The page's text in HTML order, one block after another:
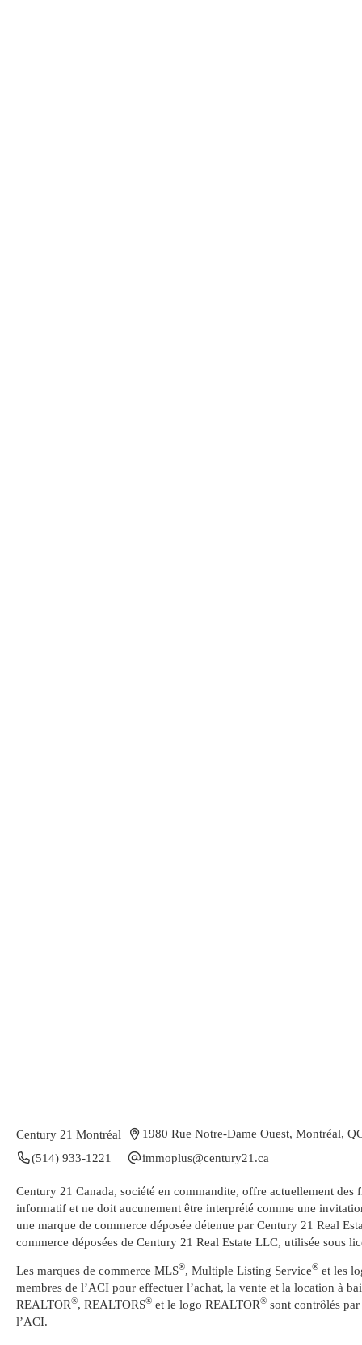
Century 21 Montréal
1980 Rue Notre-Dame Ouest, Montréal,
(514) 933-1221
ac.12yrutnec@sulpommi
Century 21 Canada, société en commandite, offre actuellement des
informatif et ne doit aucunement être interprété comme une
une marque de commerce déposée détenue par Century 21 Real
commerce déposées de Century 21 Real Estate LLC, utilisée sous
Les marques de commerce MLS®, Multiple Listing Service® et les
membres de l’ACI pour effectuer l’achat, la vente et la location à
REALTOR®, REALTORS® et le logo REALTOR® sont contrôlés
l’ACI.